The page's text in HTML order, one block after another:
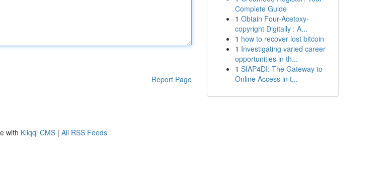
Report Page
Complete Guide
1 Obtain Four-Acetoxy-
copyright Digitally : A...
1 how to recover lost bitcoin
1 Investigating varied career
opportunities in th...
1 SIAP4DI: The Gateway to
Online Access in t...
with Kliqqi CMS | All RSS Feeds